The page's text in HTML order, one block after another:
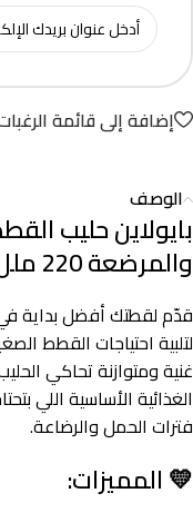
إضافة إلى قائمة
الوصف
بايولاين حليب
والمرضعة 220 ملل
قدّم لقطتك أفضل بداية
لتلبية احتياجات القطط
غنية ومتوازنة تحاكي
الغذائية الأساسية اللي
فترات الحمل والرضاعة.
💛 المميزات: